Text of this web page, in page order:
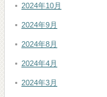
2024年10月
2024年9月
2024年8月
2024年4月
2024年3月